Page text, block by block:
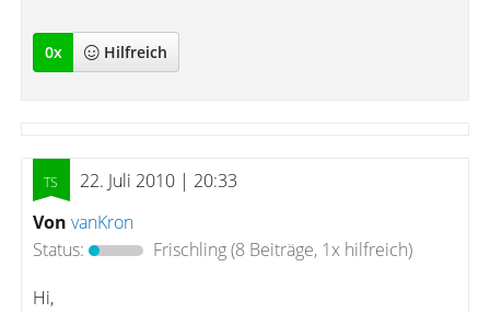
0x Hilfreich
22. Juli 2010 | 20:33
Von vanKron
Status:
Frischling(8 Beiträge, 1x hilfreich)
Hi,